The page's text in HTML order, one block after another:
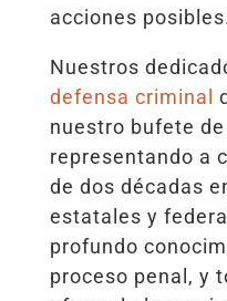
acciones
Nuestros
defensa criminal
nuestro bufete
representando a
de dos décadas
estatales y
profundo
proceso penal, y